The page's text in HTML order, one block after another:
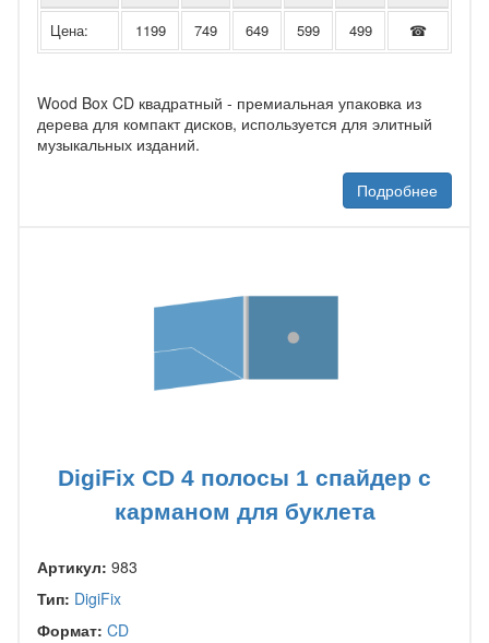
Цена: 1199 749 649 599 499 ☎
Wood Box CD квадратный - премиальная упаковка из
дерева для компакт дисков, используется для элитный
музыкальных изданий.
Подробнее
DigiFix CD 4 полосы 1 спайдер с
карманом для буклета
Артикул: 983
Тип: DigiFix
Формат: CD